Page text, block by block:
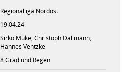
Regionalliga Nordost
19.04.24
Sirko Müke, Christoph Dallmann,
Hannes Ventzke
8 Grad und Regen